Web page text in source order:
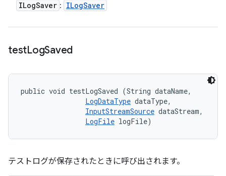
ILogSaver : ILogSaver
testLogSaved
public void testLogSaved (String dataName,
LogDataType dataType,
InputStreamSource dataStream,
LogFile logFile)
テストログが保存されたときに呼び出されます。